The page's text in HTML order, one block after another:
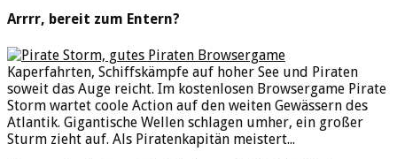
Arrrr, bereit zum Entern?
Kaperfahrten, Schiffskämpfe auf hoher See und Piraten
soweit das Auge reicht. Im kostenlosen Browsergame Pirate
Storm wartet coole Action auf den weiten Gewässern des
Atlantik. Gigantische Wellen schlagen umher, ein großer
Sturm zieht auf. Als Piratenkapitän meistert...